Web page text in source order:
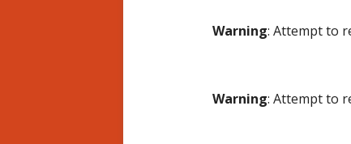
Warning: Attempt to
Warning: Attempt to